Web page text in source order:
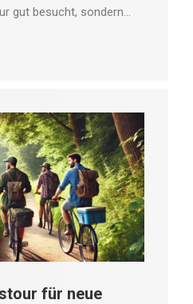
gut besucht, sondern…
für neue